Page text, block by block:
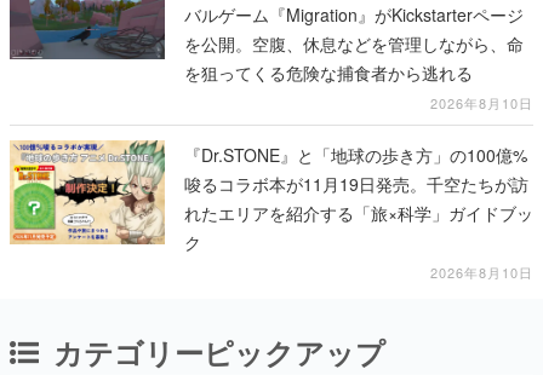
バルゲーム『Migration』がKickstarterページ
を公開。空腹、休息などを管理しながら、命
を狙ってくる危険な捕食者から逃れる
2026年8月10日
『Dr.STONE』と「地球の歩き方」の100億%
唆るコラボ本が11月19日発売。千空たちが訪
れたエリアを紹介する「旅×科学」ガイドブッ
ク
2026年8月10日
カテゴリーピックアップ